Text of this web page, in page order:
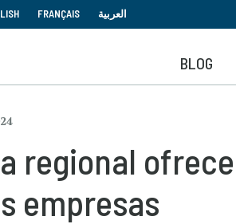
FRANÇAIS العربية
BLOG
regional
empresas